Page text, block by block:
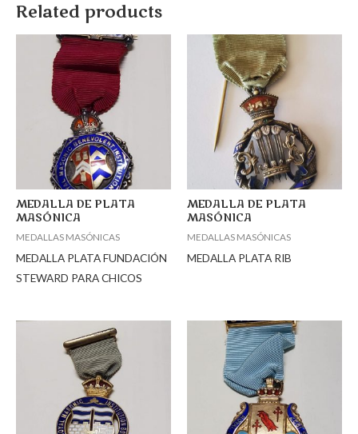
Related products
MEDALLA DE PLATA
MASÓNICA
MEDALLAS MASÓNICAS
MEDALLA PLATA FUNDACIÓN
STEWARD PARA CHICOS
MEDALLA DE PLATA
MASÓNICA
MEDALLAS MASÓNICAS
MEDALLA PLATA RIB